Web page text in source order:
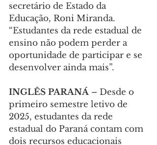
secretário de Estado da
Educação, Roni Miranda.
“Estudantes da rede estadual de
ensino não podem perder a
oportunidade de participar e se
desenvolver ainda mais”.
INGLÊS PARANÁ – Desde o
primeiro semestre letivo de
2025, estudantes da rede
estadual do Paraná contam com
dois recursos educacionais